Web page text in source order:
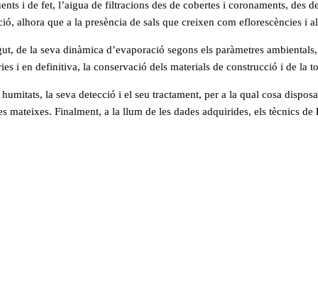
i de fet, l’aigua de filtracions des de cobertes i coronaments, des
alhora que a la presència de sals que creixen com eflorescències i
de la seva dinàmica d’evaporació segons els paràmetres
i en definitiva, la conservació dels materials de construcció i de la
la seva detecció i el seu tractament, per a la qual cosa
mateixes. Finalment, a la llum de les dades adquirides, els tècnics de